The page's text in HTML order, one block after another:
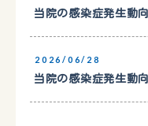
当院の感染症発生動
2026/06/28
当院の感染症発生動